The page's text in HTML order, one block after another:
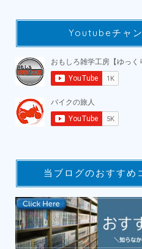
Youtubeチャ
当ブログのおすすめ